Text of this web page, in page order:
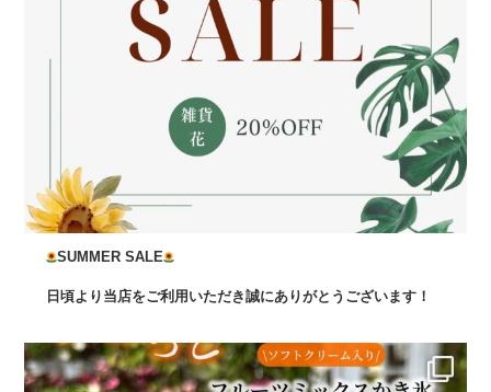
SUMMER SALE
日頃より当店をご利用いただき誠にありがとうございます！